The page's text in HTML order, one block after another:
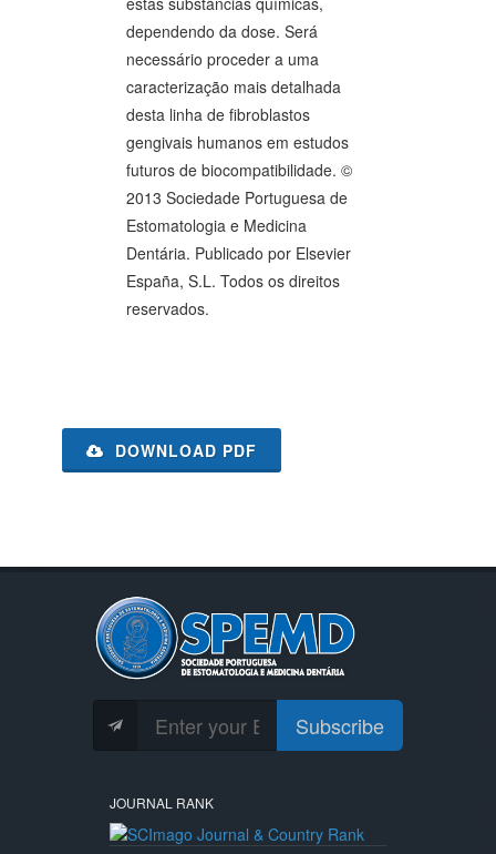
dependendo da dose. Será
necessário proceder a uma
caracterização mais detalhada
desta linha de fibroblastos
gengivais humanos em estudos
futuros de biocompatibilidade. ©
2013 Sociedade Portuguesa de
Estomatologia e Medicina
Dentária. Publicado por Elsevier
España, S.L. Todos os direitos
reservados.
DOWNLOAD PDF
Subscribe
JOURNAL RANK